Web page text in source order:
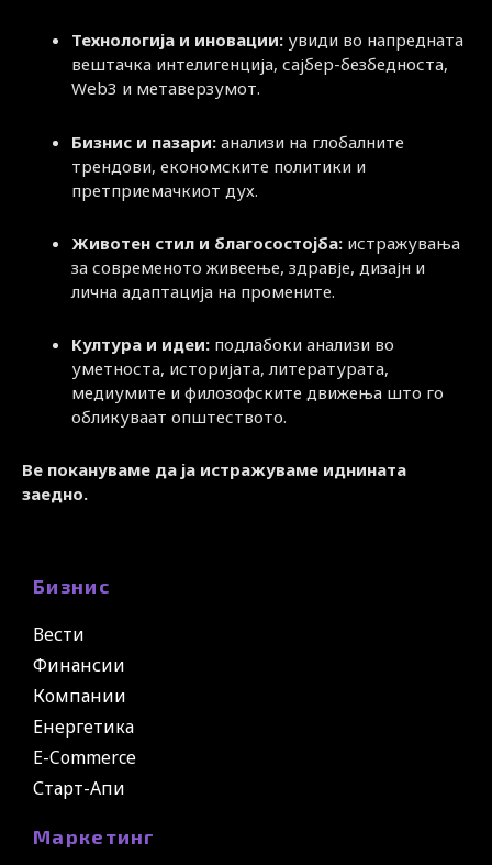
Технологија и иновации: увиди во напредната
вештачка интелигенција, сајбер-безбедноста,
Web3 и метаверзумот.
Бизнис и пазари: анализи на глобалните
трендови, економските политики и
претприемачкиот дух.
Животен стил и благосостојба: истражувања
за современото живеење, здравје, дизајн и
лична адаптација на промените.
Култура и идеи: подлабоки анализи во
уметноста, историјата, литературата,
медиумите и филозофските движења што го
обликуваат општеството.
Ве покануваме да ја истражуваме иднината
заедно.
Бизнис
Вести
Финансии
Компании
Енергетика
E-Commerce
Старт-Апи
Маркетинг